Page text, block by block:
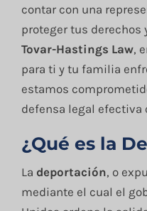
contar con una
proteger tus derechos
Tovar-Hastings Law,
para ti y tu familia
estamos
defensa legal efectiva
¿Qué es la
La deportación, o
mediante el cual el